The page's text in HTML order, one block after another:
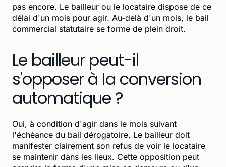
pas encore. Le bailleur ou le locataire dispose de ce
délai d'un mois pour agir. Au-delà d'un mois, le bail
commercial statutaire se forme de plein droit.
Le bailleur peut-il
s'opposer à la conversion
automatique ?
Oui, à condition d'agir dans le mois suivant
l'échéance du bail dérogatoire. Le bailleur doit
manifester clairement son refus de voir le locataire
se maintenir dans les lieux. Cette opposition peut